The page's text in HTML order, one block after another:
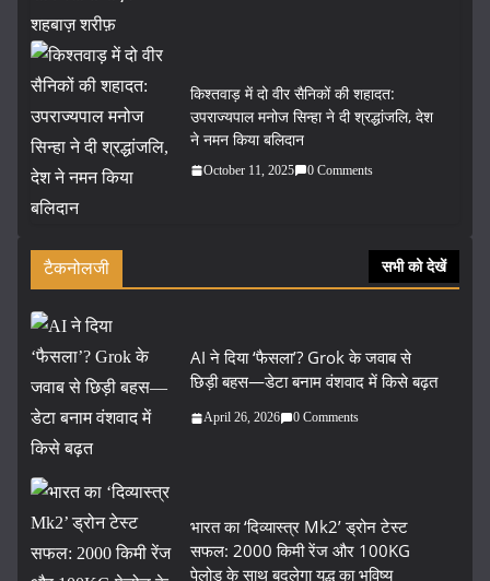
किश्तवाड़ में दो वीर सैनिकों की शहादत:
उपराज्यपाल मनोज सिन्हा ने दी श्रद्धांजलि, देश
ने नमन किया बलिदान
October 11, 2025 0 Comments
टैकनोलजी सभी को देखें
AI ने दिया ‘फैसला’? Grok के जवाब से
छिड़ी बहस—डेटा बनाम वंशवाद में किसे बढ़त
April 26, 2026 0 Comments
भारत का ‘दिव्यास्त्र Mk2’ ड्रोन टेस्ट
सफल: 2000 किमी रेंज और 100KG
पेलोड के साथ बदलेगा युद्ध का भविष्य